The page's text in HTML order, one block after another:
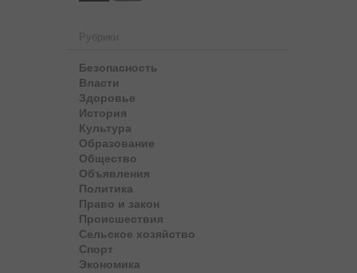
Рубрики
Безопасность
Власти
Здоровье
История
Культура
Образование
Общество
Объявления
Политика
Право и закон
Происшествия
Сельское хозяйство
Спорт
Экономика